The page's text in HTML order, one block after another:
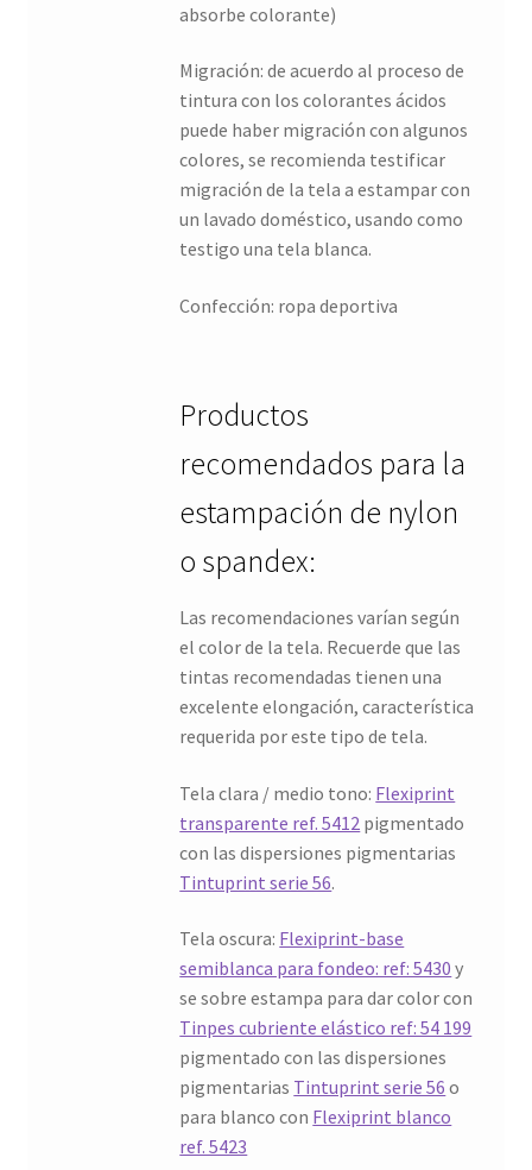
absorbe colorante)
Migración: de acuerdo al proceso de
tintura con los colorantes ácidos
puede haber migración con algunos
colores, se recomienda testificar
migración de la tela a estampar con
un lavado doméstico, usando como
testigo una tela blanca.
Confección: ropa deportiva
Productos
recomendados para la
estampación de nylon
o spandex:
Las recomendaciones varían según
el color de la tela. Recuerde que las
tintas recomendadas tienen una
excelente elongación, característica
requerida por este tipo de tela.
Tela clara / medio tono: Flexiprint
transparente ref. 5412 pigmentado
con las dispersiones pigmentarias
Tintuprint serie 56.
Tela oscura: Flexiprint-base
semiblanca para fondeo: ref: 5430 y
se sobre estampa para dar color con
Tinpes cubriente elástico ref: 54 199
pigmentado con las dispersiones
pigmentarias Tintuprint serie 56 o
para blanco con Flexiprint blanco
ref. 5423